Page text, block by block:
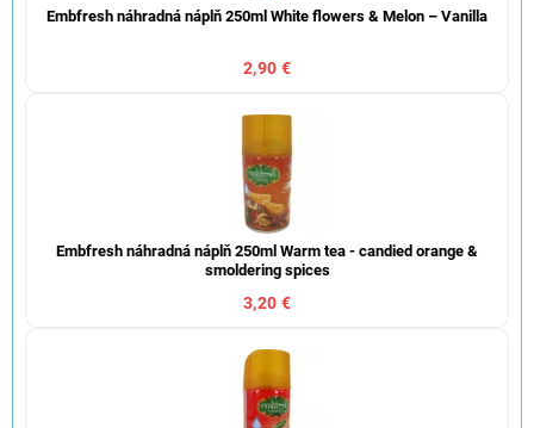
Embfresh náhradná náplň 250ml White flowers & Melon – Vanilla
2,90 €
Embfresh náhradná náplň 250ml Warm tea - candied orange &
smoldering spices
3,20 €